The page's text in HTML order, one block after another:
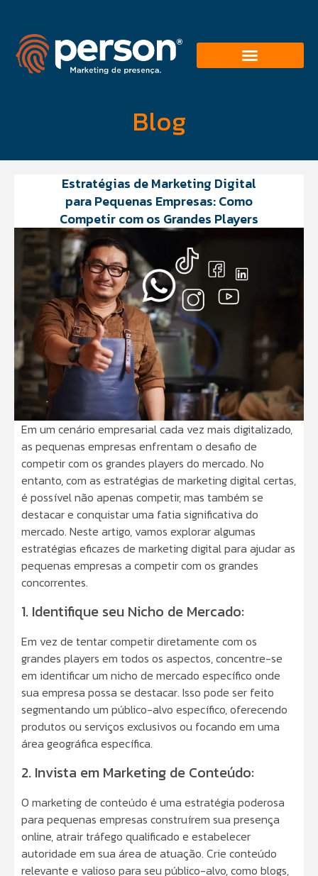
Blog
Estratégias de Marketing Digital
para Pequenas Empresas: Como
Competir com os Grandes Players
Em um cenário empresarial cada vez mais digitalizado,
as pequenas empresas enfrentam o desafio de
competir com os grandes players do mercado. No
entanto, com as estratégias de marketing digital certas,
é possível não apenas competir, mas também se
destacar e conquistar uma fatia significativa do
mercado. Neste artigo, vamos explorar algumas
estratégias eficazes de marketing digital para ajudar as
pequenas empresas a competir com os grandes
concorrentes.
1. Identifique seu Nicho de Mercado:
Em vez de tentar competir diretamente com os
grandes players em todos os aspectos, concentre-se
em identificar um nicho de mercado específico onde
sua empresa possa se destacar. Isso pode ser feito
segmentando um público-alvo específico, oferecendo
produtos ou serviços exclusivos ou focando em uma
área geográfica específica.
2. Invista em Marketing de Conteúdo:
O marketing de conteúdo é uma estratégia poderosa
para pequenas empresas construírem sua presença
online, atrair tráfego qualificado e estabelecer
autoridade em sua área de atuação. Crie conteúdo
relevante e valioso para seu público-alvo, como blogs,